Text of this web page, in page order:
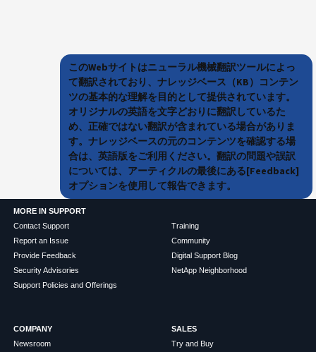
このWebサイトはニューラル機械翻訳ツールによっ
て翻訳されており、ナレッジベース（KB）コンテン
ツの基本的な理解を目的として提供されています。
オリジナルの英語を文字どおりに翻訳しているた
め、正確ではない翻訳が含まれている場合がありま
す。ナレッジベースの元のコンテンツを確認する場
合は、英語版をご利用ください。翻訳の問題や誤訳
については、アーティクルの最後にある[Feedback]
オプションを使用して報告できます。
MORE IN SUPPORT
Contact Support
Report an Issue
Provide Feedback
Security Advisories
Support Policies and Offerings
Training
Community
Digital Support Blog
NetApp Neighborhood
COMPANY
Newsroom
SALES
Try and Buy